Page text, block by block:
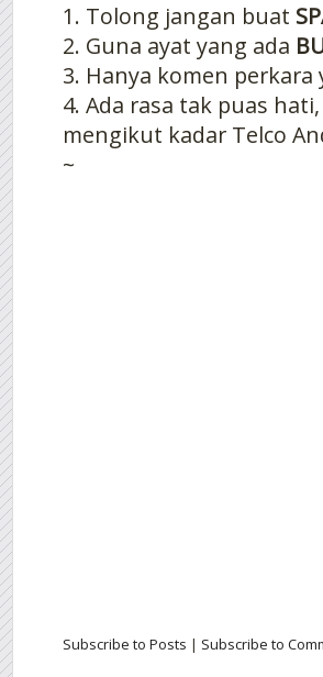
1. Tolong jangan buat
2. Guna ayat yang ada
3. Hanya komen perkara
4. Ada rasa tak puas
mengikut kadar Telco
~
Subscribe to Posts | Subscribe to